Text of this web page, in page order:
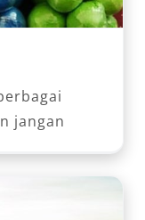
jangan